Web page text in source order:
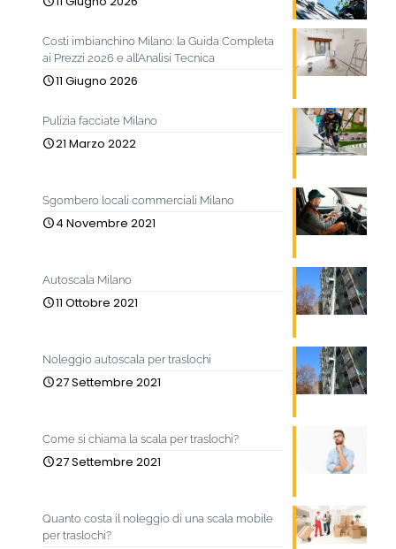
Costi imbianchino Milano: la Guida Completa
ai Prezzi 2026 e all’Analisi Tecnica
11 Giugno 2026
Pulizia facciate Milano
21 Marzo 2022
Sgombero locali commerciali Milano
4 Novembre 2021
Autoscala Milano
11 Ottobre 2021
Noleggio autoscala per traslochi
27 Settembre 2021
Come si chiama la scala per traslochi?
27 Settembre 2021
Quanto costa il noleggio di una scala mobile
per traslochi?